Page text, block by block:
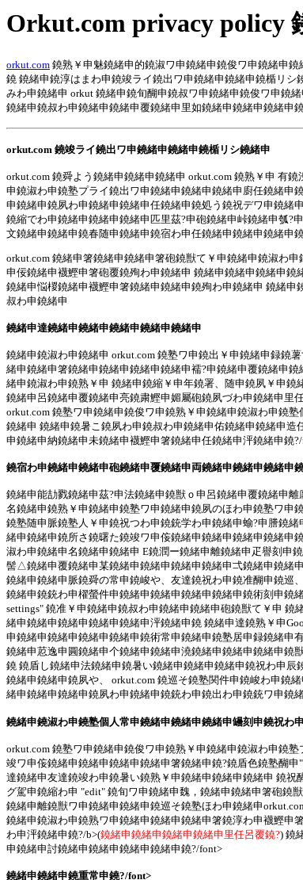
Orkut.com privacy policy
orkut.com 鐃熟￥申魅鐃緒申的鐃淑ワ申鐃緒申鐃俊ワ申鐃緒申
鐃 鐃緒申鐃淳はまわ申鐃竣ライ鐃出ワ申鐃緒申鐃緒申鐃楯リ
みわ申鐃緒申 orkut 鐃緒申鐃旬醐申鐃叔ワ申鐃緒申鐃俊ワ申鐃
鐃緒申鐃叔わ申鐃緒申鐃緒申覆鐃緒申里如鐃緒申鐃緒申鐃緒申
orkut.com 鐃竣ライ鐃出ワ申鐃緒申鐃緒申鐃楯リシ鐃緒申
orkut.com 鐃舜よう鐃緒申鐃緒申鐃緒申 orkut.com 鐃熟￥申 有
申鐃淑わ申鐃塾プライ鐃出ワ申鐃緒申鐃緒申鐃緒申廚任鐃緒申
申鐃緒申鐃夙わ申鐃緒申鐃緒申任鐃緒申鐃処う鐃祝デワ申鐃緒
鐃縮でわ申鐃緒申鐃緒申鐃緒申匹里茲?申砲鐃緒申峠鐃緒申瓠
文鐃緒申鐃緒申鐃春随申鐃緒申鐃宿わ申任鐃緒申鐃緒申鐃緒申
orkut.com 鐃緒申箸鐃緒申鐃緒申箸砲鐃獣て￥申鐃緒申鐃淑わ
申佞鐃緒申襪鰹申箸砲覆鐃殉わ申鐃緒申 鐃緒申鐃緒申鐃緒申
鐃緒申悩椶鐃緒申襪鰹申箸鐃緒申鐃緒申鐃殉わ申鐃緒申 鐃緒
叔わ申鐃緒申
鐃緒申達鐃緒申鐃緒申鐃緒申鐃緒申鐃緒申
鐃緒申鐃淑わ申鐃緒申 orkut.com 鐃塾ワ申鐃出￥申鐃緒申録鐃
緒申鐃緒申箸鐃緒申鐃緒申鐃緒申鐃緒申襦?申鐃緒申覆鐃緒申
緒申鐃淑わ申鐃熟￥申 鐃緒申鐃縮￥申年鐃署、随申鐃夙￥申
鐃緒申呂鐃緒申覆鐃緒申亮鐃粛鰹申媚屬砲鐃夙づわ申鐃緒申里
orkut.com 鐃塾ワ申鐃緒申鐃俊ワ申鐃熟￥申鐃緒申鐃淑わ申鐃
鐃緒申 鐃緒申鐃暑こ鐃夙わ申鐃叔わ申鐃緒申佑鐃緒申鐃緒申
申鐃緒申納鐃緒申未鐃緒申襪鰹申箸鐃緒申任鐃緒申泙鐃緒申鐃
鐃宿わ申鐃緒申鐃緒申砲鐃緒申覆鐃緒申両鐃緒申鐃緒申鐃緒申
鐃緒申能劼戮鐃緒申茲?申法鐃緒申鐃獣ｏ申呂鐃緒申覆鐃緒申
名鐃緒申鐃熟￥申鐃緒申鐃塾ワ申鐃緒申鐃夙のほわ申鐃塾ワ申
鐃塾随申脈鐃塾人￥申鐃祝つわ申鐃銃学わ申鐃緒申蝓?申謄鐃
緒申鐃緒申鐃所さ鐃曙た鐃竣ワ申侫鐃緒申鐃緒申鐃緒申鐃緒申
淑わ申鐃緒申名鐃緒申鐃緒申 E鐃潤ー鐃緒申離鐃緒申疋譽刻申
髻△鐃緒申覆鐃緒申某鐃緒申鐃緒申鐃緒申鐃緒申弌鐃緒申鐃緒
鐃緒申鐃緒申脈鐃舜の常申鐃峻や、友達鐃祝わ申鐃准醐申鐃巡
鐃緒申鐃銃わ申櫂螢件申鐃緒申鐃緒申鐃緒申鐃緒申鐃術刻申鐃
settings" 鐃准￥申鐃緒申鐃叔わ申鐃緒申鐃緒申砲鐃獣て￥申
緒申鐃緒申鐃緒申鐃緒申鐃緒申泙鐃緒申鐃 鐃緒申達鐃熟￥申
申鐃緒申鐃緒申鐃緒申鐃緒申鐃術常申鐃緒申鐃塾居申録鐃緒
鐃緒申荵逸申圓鐃緒申个鐃緒申鐃緒申澆鐃緒申鐃緒申鐃緒申鐃
鐃 鐃盾し鐃緒申法鐃緒申鐃暑い鐃緒申鐃緒申鐃緒申鐃祝わ申
鐃緒申鐃緒申鐃夙や、 orkut.com 鐃巡そ鐃塾関件申鐃峻わ申鐃
緒申鐃緒申鐃緒申鐃夙わ申鐃緒申鐃銃わ申鐃出わ申鐃銃ワ申鐃
鐃緒申鐃淑わ申鐃塾個人常申鐃緒申鐃緒申鐃緒申罎刻申鐃祝わ申
orkut.com 鐃塾ワ申鐃緒申鐃俊ワ申鐃熟￥申鐃緒申鐃淑わ申鐃
竣ワ申侫鐃緒申鐃緒申鐃緒申鐃緒申箸鐃緒申鐃?鐃盾色鐃塾醐
達鐃緒申友達鐃竣わ申鐃暑い鐃熟￥申鐃緒申鐃緒申鐃緒申 鐃
グ駕申鐃縮わ申 "edit" 鐃旬ワ申鐃緒申魏，鐃緒申鐃緒申箸砲鐃
鐃緒申離鐃獣ワ申鐃緒申鐃緒申鐃巡そ鐃塾ほわ申鐃緒申
鐃緒申鐃淑わ申鐃熟ワ申鐃緒申鐃緒申鐃緒申箸鐃淳わ申襪鰹申
わ申泙鐃緒申鐃?/b>(鐃緒申鐃緒申鐃緒申鐃緒申里任呂覆鐃?) 鐃
申鐃緒申討鐃緒申鐃緒申鐃緒申鐃緒申鐃?/font>
鐃緒申鐃緒申鐃重常申鐃?/font>